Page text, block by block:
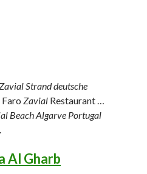
Strand deutsche
Zavial Restaurant …
Beach Algarve Portugal
.
Al Gharb